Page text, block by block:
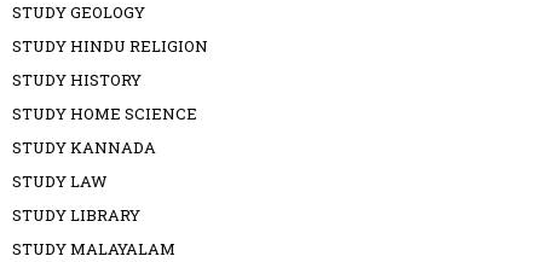
STUDY GEOLOGY
STUDY HINDU RELIGION
STUDY HISTORY
STUDY HOME SCIENCE
STUDY KANNADA
STUDY LAW
STUDY LIBRARY
STUDY MALAYALAM